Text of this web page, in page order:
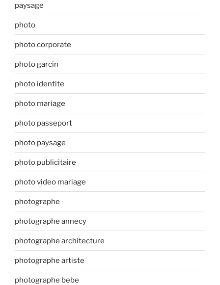
paysage
photo
photo corporate
photo garcin
photo identite
photo mariage
photo passeport
photo paysage
photo publicitaire
photo video mariage
photographe
photographe annecy
photographe architecture
photographe artiste
photographe bebe